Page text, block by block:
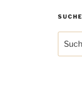
SUCHE
nach: